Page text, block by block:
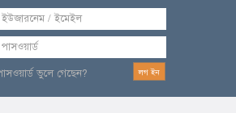
ভুলে গেছেন?